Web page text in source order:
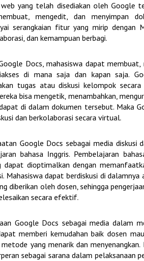
yang telah disediakan oleh Google
mengedit, dan menyimpan
serangkaian fitur yang mirip dengan
dan kemampuan berbagi.
Docs, mahasiswa dapat membuat,
di mana saja dan kapan saja.
tugas atau diskusi kelompok
bisa mengetik, menambahkan,
di dalam dokumen tersebut. Maka
dan berkolaborasi secara virtual.
Google Docs sebagai media diskusi
bahasa Inggris. Pembelajaran
dapat dioptimalkan dengan
Mahasiswa dapat berdiskusi di
diberikan oleh dosen, sehingga
secara efektif.
Google Docs sebagai media dalam
memberi kemudahan baik dosen
metode yang menarik dan
sebagai sarana dalam pelaksanaan